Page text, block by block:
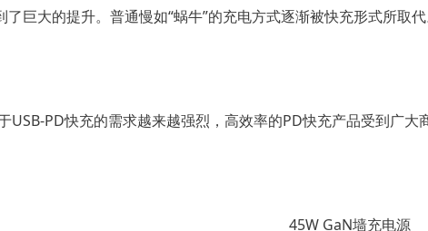
巨大的提升。普通慢如“蜗牛”的充电方式逐渐被快充形式所取代
PD快充的需求越来越强烈，高效率的PD快充产品受到广大
45W GaN墙充电源